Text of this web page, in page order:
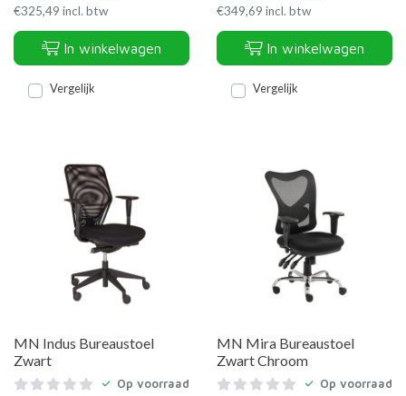
€325,49 incl. btw
In winkelwagen
Vergelijk
€349,69 incl. btw
In winkelwagen
Vergelijk
MN Indus Bureaustoel
Zwart
Op voorraad
MN Mira Bureaustoel
Zwart Chroom
Op voorraad